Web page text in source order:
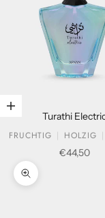
In den Warenkorb
Turathi
FRUCHTIG
HOLZIG
€44,50
Bild vergrößern